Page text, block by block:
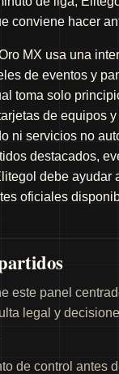
conviene hacer
MX usa una
de eventos y
toma solo
de equipos
ni servicios no
destacados,
debe ayudar
oficiales
este panel
legal y
de control antes